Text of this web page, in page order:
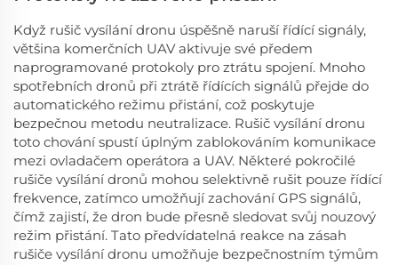
Když rušič vysílání dronu úspěšně naruší řídící signály,
většina komerčních UAV aktivuje své předem
naprogramované protokoly pro ztrátu spojení. Mnoho
spotřebních dronů při ztrátě řídících signálů přejde do
automatického režimu přistání, což poskytuje
bezpečnou metodu neutralizace. Rušič vysílání dronu
toto chování spustí úplným zablokováním komunikace
mezi ovladačem operátora a UAV. Některé pokročilé
rušiče vysílání dronů mohou selektivně rušit pouze řídící
frekvence, zatímco umožňují zachování GPS signálů,
čímž zajistí, že dron bude přesně sledovat svůj nouzový
režim přistání. Tato předvídatelná reakce na zásah
rušiče vysílání dronu umožňuje bezpečnostním týmům